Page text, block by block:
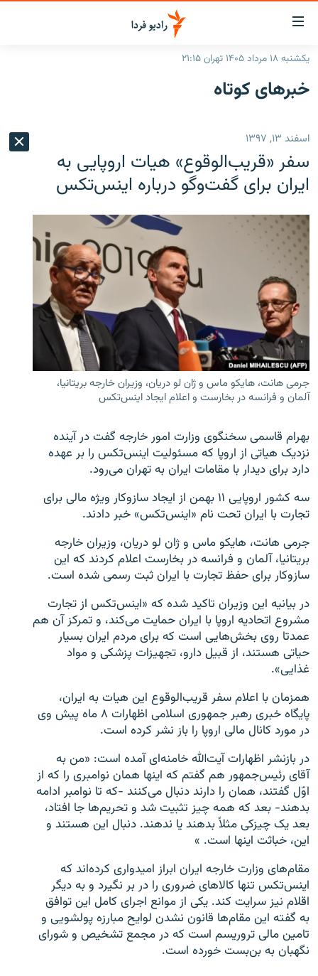
لینک‌های
قابلیت
دسترسی
بازگشت
اصلی
رفتن
صفحه
ایران
رادیو
انتخاب کنید و بشنوید
فرکانس‌ها
پادکست
گزارش‌های تصویری
گزارش‌های ویدئویی
زنان فردا
English
به ما بپیوندید
زبان‌های دیگر
یکشنبه ۱۸ مرداد ۱۴۰۵ تهران ۲۱:۱۵
خبرهای کوتاه
اسفند ۱۳, ۱۳۹۷
سفر «قریب‌الوقوع» هیات اروپایی به
ایران برای گفت‌‌وگو درباره اینس‌تکس
جرمی هانت، هایکو ماس و ژان لو دریان، وزیران خارجه بریتانیا،
آلمان و فرانسه در بخارست و اعلام ایجاد اینس‌تکس
بهرام قاسمی سخنگوی وزارت امور خارجه گفت در آینده
نزدیک هیاتی از اروپا که مسئولیت اینس‌تکس را بر عهده
دارد برای دیدار با مقامات ایران به تهران می‌رود.
سه کشور اروپایی ۱۱ بهمن از ایجاد سازوکار ویژه مالی برای
تجارت با ایران تحت نام «اینس‌تکس» خبر دادند.
جرمی هانت، هایکو ماس و ژان لو دریان، وزیران خارجه
بریتانیا، آلمان و فرانسه در بخارست اعلام کردند که این
سازوکار برای حفظ تجارت با ایران ثبت رسمی شده است.
در بیانیه این وزیران تاکید شده که «اینس‌تکس از تجارت
مشروع اتحادیه اروپا با ایران حمایت می‌کند، و تمرکز آن هم
عمدتا روی بخش‌هایی است که برای مردم ایران بسیار
حیاتی هستند، از قبیل دارو، تجهیزات پزشکی و مواد
غذایی».
همزمان با اعلام سفر قریب‌الوقوع این هیات به ایران،
پایگاه خبری رهبر جمهوری اسلامی اظهارات ۸ ماه پیش وی
در مورد کانال مالی اروپا را باز نشر کرده است.
در بازنشر اظهارات آیت‌الله خامنه‌ای آمده است: «من به
آقای رئیس‌جمهور هم گفتم که اینها همان نوامبری را که از
اوّل گفتند، همان را دارند دنبال می‌کنند -که تا نوامبر ادامه
بدهند- بعد که همه چیز تثبیت شد و تحریم‌ها جا افتاد،
بعد یک چیزکی مثلاً بدهند یا ندهند. دنبال این هستند و
این، خباثت اینها است. »
مقام‌های وزارت خارجه ایران ابراز امیدواری کرده‌اند که
اینس‌تکس تنها کالاهای ضروری را در بر نگیرد و به دیگر
اقلام نیز سرایت کند. یکی از موانع اجرای کامل این توافق
به گفته این مقام‌ها قانون نشدن لوایح مبارزه پولشویی و
تامین مالی تروریسم است که در مجمع تشخیص و شورای
نگهبان به بن‌بست خورده است.